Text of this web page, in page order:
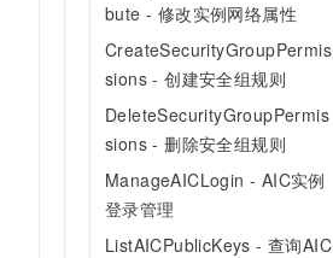
bute - 修改实例网络属性
CreateSecurityGroupPermis
sions - 创建安全组规则
DeleteSecurityGroupPermis
sions - 删除安全组规则
ManageAICLogin - AIC实例
登录管理
ListAICPublicKeys - 查询AIC
专有云